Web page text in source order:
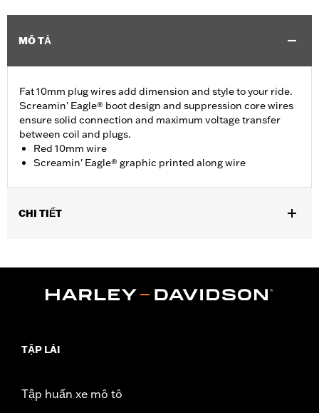
MÔ TẢ
Fat 10mm plug wires add dimension and style to your ride.
Screamin' Eagle® boot design and suppression core wires
ensure solid connection and maximum voltage transfer
between coil and plugs.
Red 10mm wire
Screamin' Eagle® graphic printed along wire
CHI TIẾT
WARRANTY:1 year limited warranty – Go towww.h-
TẬP LÁI
Tập huấn xe mô tô